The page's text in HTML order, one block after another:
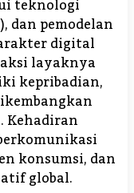
teknologi
dan pemodelan
digital
layaknya
kepribadian,
konsumsi, dan
global.